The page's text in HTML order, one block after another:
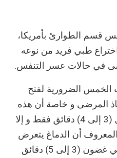
قسم الطوارئ بأمريكا،
طبي فريد من نوعه
في حالات عسر التنفس.
الخمس الضرورية لفتح
المرضى و خاصة أن هذه
الخطوات لابد أن تتم خلال (3 إلى 4) دقائق فقط و إلا
أن الدماغ يتعرض
للتلف الخطير أو الموت في غضون (3 إلى 5) دقائق